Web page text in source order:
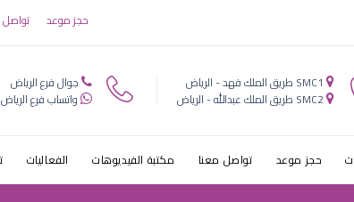
الجسم حجز موعد تواصل
SMC1 طريق الملك فهد - الرياض
SMC2 طريق الملك عبدالله - الرياض
جوال فرع الرياض
واتساب فرع الرياض
حجز موعد تواصل معنا مكتبة الفيديوهات الفعاليات